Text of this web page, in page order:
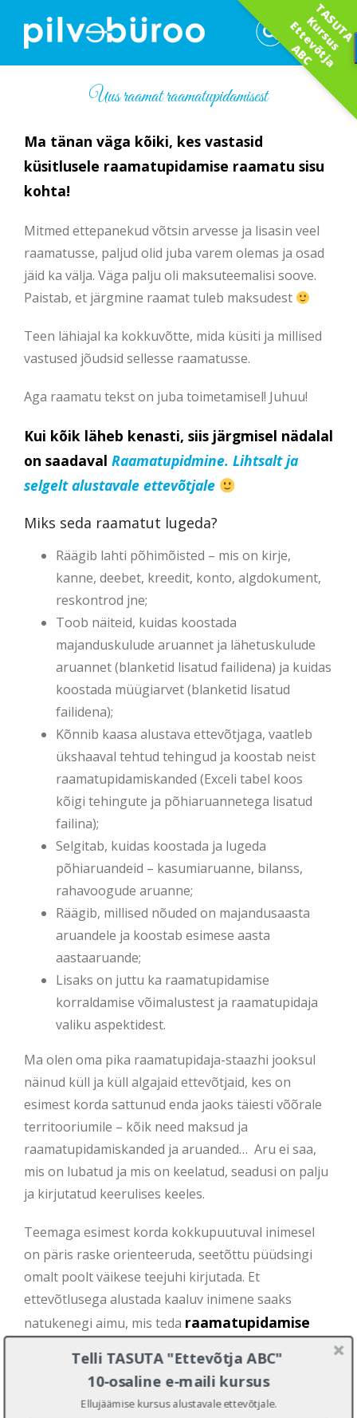
Uus raamat raamatupidamisest
Ma tänan väga kõiki, kes vastasid
küsitlusele raamatupidamise raamatu sisu
kohta!
Mitmed ettepanekud võtsin arvesse ja lisasin veel
raamatusse, paljud olid juba varem olemas ja osad
jäid ka välja. Väga palju oli maksuteemalisi soove.
Paistab, et järgmine raamat tuleb maksudest
Teen lähiajal ka kokkuvõtte, mida küsiti ja millised
vastused jõudsid sellesse raamatusse.
Aga raamatu tekst on juba toimetamisel! Juhuu!
Kui kõik läheb kenasti, siis järgmisel nädalal
on saadaval Raamatupidmine. Lihtsalt ja
selgelt alustavale ettevõtjale
Miks seda raamatut lugeda?
Räägib lahti põhimõisted – mis on kirje,
kanne, deebet, kreedit, konto, algdokument,
reskontrod jne;
Toob näiteid, kuidas koostada
majanduskulude aruannet ja lähetuskulude
aruannet (blanketid lisatud failidena) ja kuidas
koostada müügiarvet (blanketid lisatud
failidena);
Kõnnib kaasa alustava ettevõtjaga, vaatleb
ükshaaval tehtud tehingud ja koostab neist
raamatupidamiskanded (Exceli tabel koos
kõigi tehingute ja põhiaruannetega lisatud
failina);
Selgitab, kuidas koostada ja lugeda
põhiaruandeid – kasumiaruanne, bilanss,
rahavoogude aruanne;
Räägib, millised nõuded on majandusaasta
aruandele ja koostab esimese aasta
aastaaruande;
Lisaks on juttu ka raamatupidamise
korraldamise võimalustest ja raamatupidaja
valiku aspektidest.
Ma olen oma pika raamatupidaja-staazhi jooksul
näinud küll ja küll algajaid ettevõtjaid, kes on
esimest korda sattunud enda jaoks täiesti võõrale
territooriumile – kõik need maksud ja
raamatupidamiskanded ja aruanded… Aru ei saa,
mis on lubatud ja mis on keelatud, seadusi on palju
ja kirjutatud keerulises keeles.
Teemaga esimest korda kokkupuutuval inimesel
on päris raske orienteeruda, seetõttu püüdsingi
omalt poolt väikese teejuhi kirjutada. Et
ettevõtlusega alustada kaaluv inimene saaks
natukenegi aimu, mis teda raamatupidamise
näpunäite, kuidas oma elu lihtsamaks teha.
Krista Teearu | 2. detsember 2014 | Categories:
T
A
S
U
T
A
K
u
r
s
u
s
E
t
t
e
v
õ
t
j
a
A
B
C
Telli TASUTA "Ettevõtja ABC"
Ellujäämise kursus alustavale ettevõtjale.
10-osaline e-maili kursus